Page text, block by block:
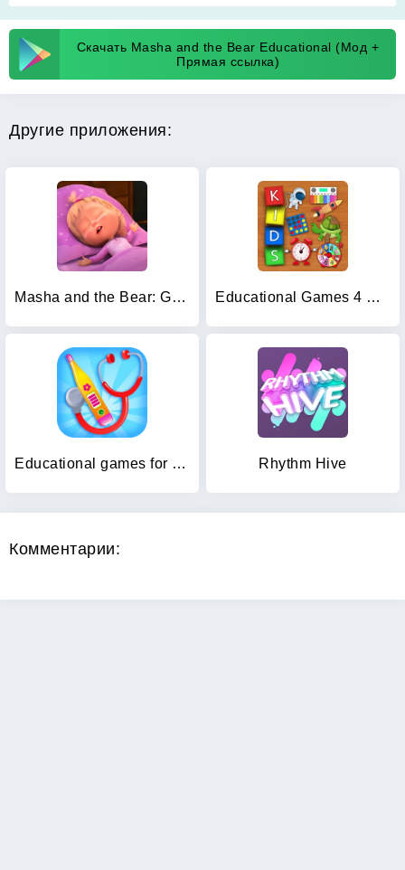
Скачать Masha and the Bear Educational (Мод +
Прямая ссылка)
Другие приложения:
Masha and the Bear: Good Night Educational Games 4 Kids
Educational games for kids 2-4 Rhythm Hive
Комментарии: